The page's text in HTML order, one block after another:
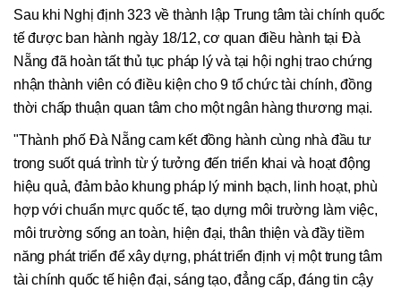
Sau khi Nghị định 323 về thành lập Trung tâm tài chính quốc
tế được ban hành ngày 18/12, cơ quan điều hành tại Đà
Nẵng đã hoàn tất thủ tục pháp lý và tại hội nghị trao chứng
nhận thành viên có điều kiện cho 9 tổ chức tài chính, đồng
thời chấp thuận quan tâm cho một ngân hàng thương mại.
"Thành phố Đà Nẵng cam kết đồng hành cùng nhà đầu tư
trong suốt quá trình từ ý tưởng đến triển khai và hoạt động
hiệu quả, đảm bảo khung pháp lý minh bạch, linh hoạt, phù
hợp với chuẩn mực quốc tế, tạo dựng môi trường làm việc,
môi trường sống an toàn, hiện đại, thân thiện và đầy tiềm
năng phát triển để xây dựng, phát triển định vị một trung tâm
tài chính quốc tế hiện đại, sáng tạo, đẳng cấp, đáng tin cậy